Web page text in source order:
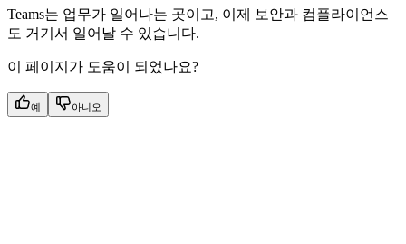
Teams는 업무가 일어나는 곳이고, 이제 보안과 컴플라이언스
도 거기서 일어날 수 있습니다.
이 페이지가 도움이 되었나요?
예 아니오